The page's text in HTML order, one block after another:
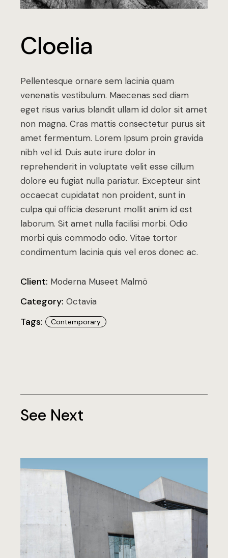
Cloelia
Pellentesque ornare sem lacinia quam
venenatis vestibulum. Maecenas sed diam
eget risus varius blandit ullam id dolor sit amet
non magna. Cras mattis consectetur purus sit
amet fermentum. Lorem Ipsum proin gravida
nibh vel id. Duis aute irure dolor in
reprehenderit in voluptate velit esse cillum
dolore eu fugiat nulla pariatur. Excepteur sint
occaecat cupidatat non proident, sunt in
culpa qui officia deserunt mollit anim id est
laborum. Sit amet nulla facilisi morbi. Odio
morbi quis commodo odio. Vitae tortor
condimentum lacinia quis vel eros donec ac.
Client: Moderna Museet Malmö
Category: Octavia
Tags: Contemporary
See Next